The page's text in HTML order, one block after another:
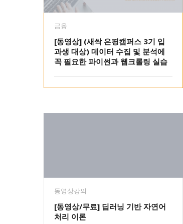
금융
[동영상] (새싹 은평캠퍼스 3기 입
과생 대상) 데이터 수집 및 분석에
꼭 필요한 파이썬과 웹크롤링 실습
동영상강의
[동영상/무료] 딥러닝 기반 자연어
처리 이론